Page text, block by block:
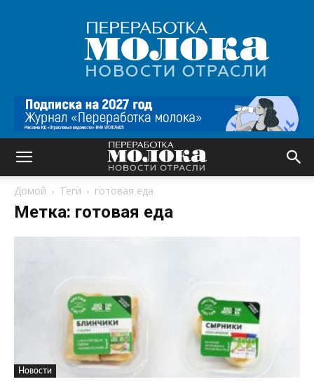
Переработка
молока
|
Новости
Домой Теги готовая еда
Метка: готовая еда
Новости